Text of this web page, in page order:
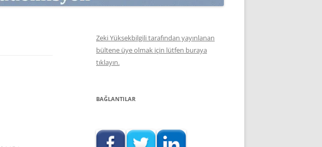
Zeki Yüksekbilgili tarafından yayınlanan
bültene üye olmak için lütfen buraya
tıklayın.
BAĞLANTILAR